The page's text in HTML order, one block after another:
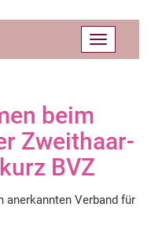
Toggle
navigation
beim
Zweithaar-
BVZ
anerkannten Verband für